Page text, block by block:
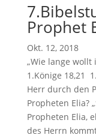
Prophet
Okt. 12, 2018
„Wie lange wollt
1.Könige 18,21
Herr durch den
Propheten Elia?
Propheten Elia,
des Herrn